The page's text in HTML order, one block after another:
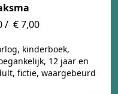
/ € 7,00
kinderboek,
12 jaar en
fictie, waargebeurd